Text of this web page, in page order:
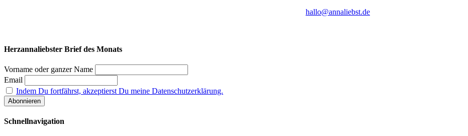
hallo@annaliebst.de
Herzannaliebster Brief des Monats
Vorname oder ganzer Name
Email
Indem Du fortfährst, akzeptierst Du meine Datenschutzerklärung.
Schnellnavigation